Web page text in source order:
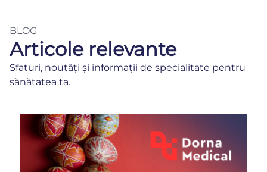
BLOG
Articole relevante
Sfaturi, noutăți și informații de specialitate pentru
sănătatea ta.